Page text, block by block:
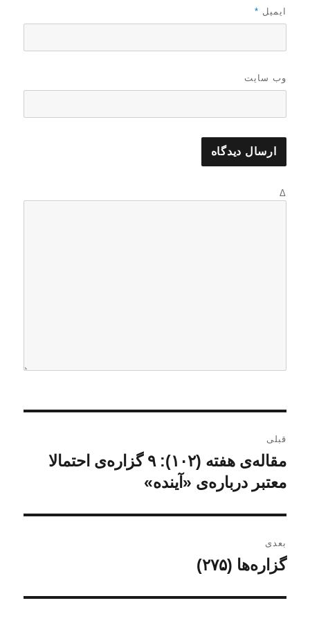
ایمیل *
وب‌ سایت
Δ
ه
ب
ر
ی
ن
قبلی
ن
ت
ق
ل
مقاله‌ی هفته (۱۰۲): ۹ گزاره‌ی احتمالا
معتبر درباره‌ی «آینده»
بعدی
ن
ش
گزاره‌ها (۲۷۵)